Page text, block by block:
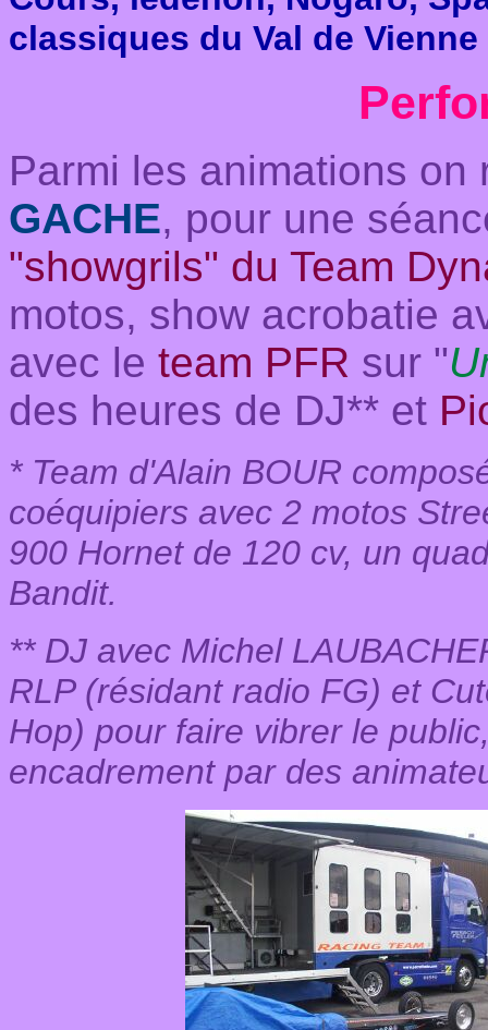
classiques du Val de Vienne
Parmi les animations
GACHE, pour une
"showgrils" du Team
motos, show acrobatie
avec le team PFR sur "
des heures de DJ** et
* Team d'Alain BOUR
coéquipiers avec 2 motos
900 Hornet de 120 cv, un
Bandit.
** DJ avec Michel
RLP (résidant radio FG) et
Hop) pour faire vibrer le
encadrement par des